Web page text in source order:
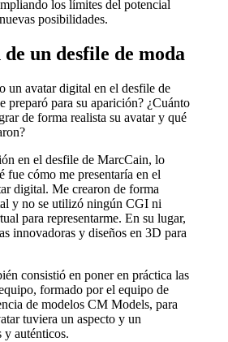
los límites del potencial
posibilidades.
un desfile de moda
un avatar digital en el desfile de
preparó para su aparición? ¿Cuánto
de forma realista su avatar y qué
en el desfile de MarcCain, lo
fue cómo me presentaría en el
digital. Me crearon de forma
y no se utilizó ningún CGI ni
para representarme. En su lugar,
innovadoras y diseños en 3D para
consistió en poner en práctica las
formado por el equipo de
de modelos CM Models, para
tuviera un aspecto y un
y auténticos.